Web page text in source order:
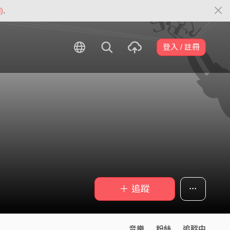
.
登入 / 註冊
＋ 追蹤